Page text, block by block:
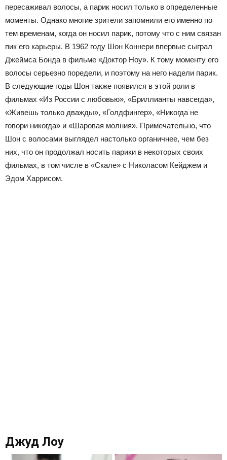
пересаживал волосы, а парик носил только в определенные
моменты. Однако многие зрители запомнили его именно по
тем временам, когда он носил парик, потому что с ним связан
пик его карьеры. В 1962 году Шон Коннери впервые сыграл
Джеймса Бонда в фильме «Доктор Ноу». К тому моменту его
волосы серьезно поредели, и поэтому на него надели парик.
В следующие годы Шон также появился в этой роли в
фильмах «Из России с любовью», «Бриллианты навсегда»,
«Живешь только дважды», «Голдфингер», «Никогда не
говори никогда» и «Шаровая молния». Примечательно, что
Шон с волосами выглядел настолько органичнее, чем без
них, что он продолжал носить парики в некоторых своих
фильмах, в том числе в «Скале» с Николасом Кейджем и
Эдом Харрисом.
Джуд Лоу